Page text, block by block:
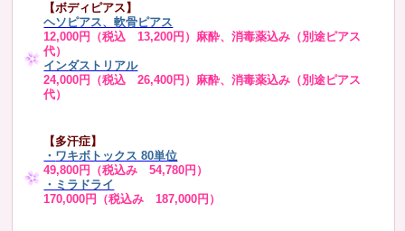
【ボディピアス】
ヘソピアス、軟骨ピアス
12,000円（税込 13,200円）麻酔、消毒薬込み（別途ピアス
代）
インダストリアル
24,000円（税込 26,400円）麻酔、消毒薬込み（別途ピアス
代）
【多汗症】
・ ワキボトックス 80単位
49,800円（税込み 54,780円）
・ミラドライ
170,000円（税込み 187,000円）